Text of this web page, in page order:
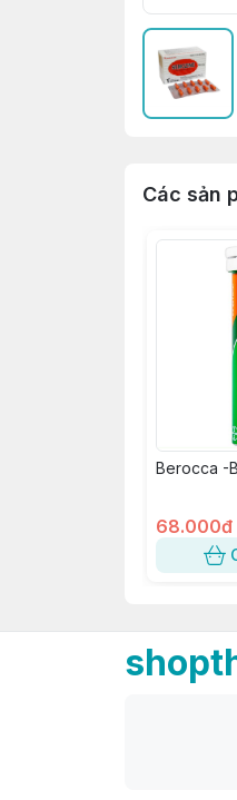
Các sản
Berocca -
68.000đ